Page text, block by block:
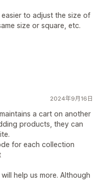
to adjust the size of
size or square, etc.
2024年9月16日
a cart on another
products, they can
for each collection
help us more. Although